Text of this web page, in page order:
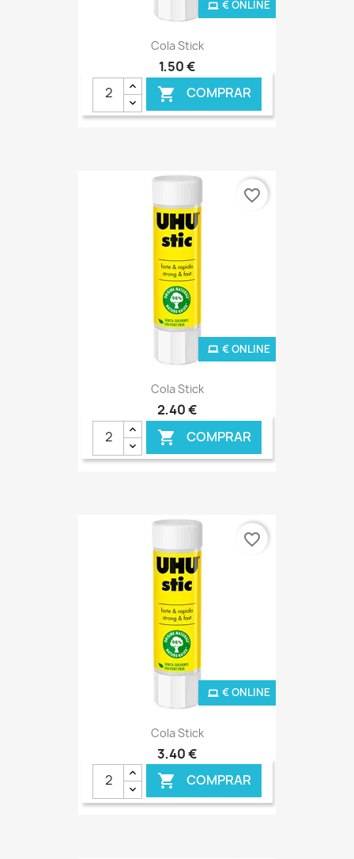
Cola Stick
1,50 €
 COMPRAR
€ ONLINE
Cola Stick
2,40 €
 COMPRAR
€ ONLINE
favorite_border
Cola Stick
3,40 €
 COMPRAR
€ ONLINE
favorite_border